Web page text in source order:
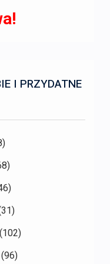
I PRZYDATNE
(102)
(96)